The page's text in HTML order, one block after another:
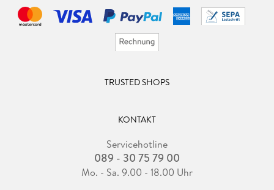
TRUSTED SHOPS
KONTAKT
Servicehotline
089 - 30 75 79 00
Mo. - Sa. 9.00 - 18.00 Uhr